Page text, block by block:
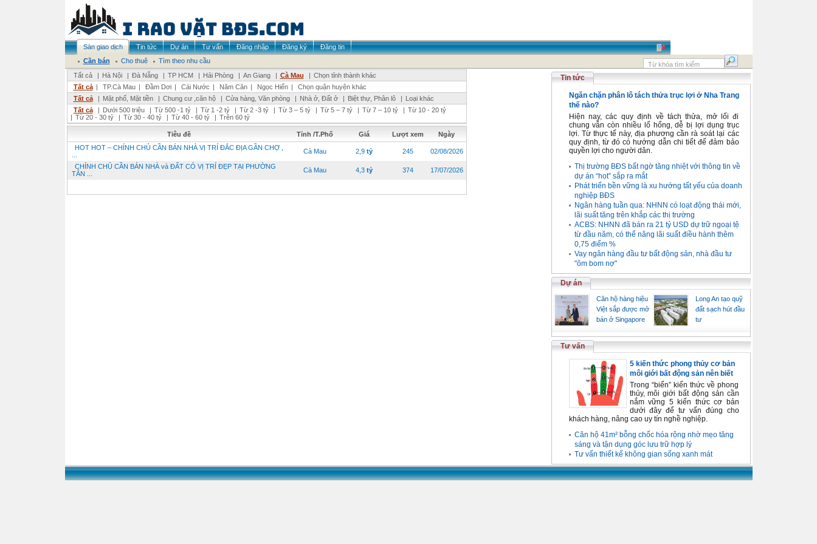
Sàn giao dịch Tin tức Dự án Tư vấn Đăng nhập Đăng ký
Đăng tin
Cần bán
Cho thuê
Tìm theo nhu cầu
Tất cả
| Hà Nội | Đà Nẵng | TP HCM | Hải Phòng | An Giang | Cà Mau | Chọn tỉnh thành khác
Tất cả | TP.Cà Mau | Đầm Dơi | Cái Nước | Năm Căn | Ngọc Hiển |
Chọn quận huyện khác
Tất cả
| Mặt phố, Mặt tiền | Chung cư ,căn hộ | Cửa hàng, Văn phòng | Nhà ở, Đất ở | Biệt thự, Phân lô | Loại khác
Tất cả
| Dưới 500 triệu | Từ 500 -1 tỷ | Từ 1 -2 tỷ | Từ 2 -3 tỷ | Từ 3 – 5 tỷ | Từ 5 – 7 tỷ | Từ 7 – 10 tỷ | Từ 10 - 20 tỷ
| Từ 20 - 30 tỷ | Từ 30 - 40 tỷ | Từ 40 - 60 tỷ | Trên 60 tỷ
Tiêu đề Tỉnh /T.Phố Giá Lượt xem
Ngày
HOT HOT – CHÍNH CHỦ CẦN BÁN NHÀ VỊ TRÍ ĐẮC ĐỊA GẦN CHỢ ,
Cà Mau 2,9 tỷ 245 02/08/2026
CHÍNH CHỦ CẦN BÁN NHÀ và ĐẤT CÓ VỊ TRÍ ĐẸP TẠI PHƯỜNG
TÂN ...
Cà Mau 4,3 tỷ 374 17/07/2026
Tin tức
Ngăn chặn phân lô tách thửa trục lợi ở Nha Trang
thế nào?
Hiện nay, các quy định về tách thửa, mở lối đi
chung vẫn còn nhiều lổ hổng, dễ bị lợi dụng trục
lợi. Từ thực tế này, địa phương cần rà soát lại các
quy định, từ đó có hướng dẫn chi tiết để đảm bảo
quyền lợi cho người dân.
Thị trường BĐS bất ngờ tăng nhiệt với thông tin về
dự án “hot” sắp ra mắt
Phát triển bền vững là xu hướng tất yếu của doanh
nghiệp BĐS
Ngân hàng tuần qua: NHNN có loạt động thái mới,
lãi suất tăng trên khắp các thị trường
ACBS: NHNN đã bán ra 21 tỷ USD dự trữ ngoại tệ
từ đầu năm, có thể nâng lãi suất điều hành thêm
0,75 điểm %
Vay ngân hàng đầu tư bất động sản, nhà đầu tư
"ôm bom nợ"
Dự án
Căn hộ hàng hiệu
Việt sắp được mở
bán ở Singapore
Long An tạo quỹ
đất sạch hút đầu
tư
Tư vấn
5 kiến thức phong thủy cơ bản
môi giới bất động sản nên biết
Trong “biển” kiến thức về phong
thủy, môi giới bất động sản cần
nắm vững 5 kiến thức cơ bản
dưới đây để tư vấn đúng cho
khách hàng, nâng cao uy tín nghề nghiệp.
Căn hộ 41m² bỗng chốc hóa rộng nhờ mẹo tăng
sáng và tận dụng góc lưu trữ hợp lý
Tư vấn thiết kế không gian sống xanh mát